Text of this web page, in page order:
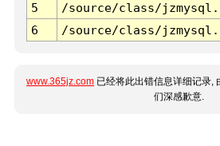
5
/source/class/
6
/source/class/
www.365jz.com 已经将此出错信息详细记录,
们深感歉意.